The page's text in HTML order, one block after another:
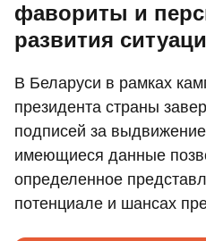
фавориты и
развития
В Беларуси в рамках
президента страны
подписей за
имеющиеся данные
определенное
потенциале и шансах